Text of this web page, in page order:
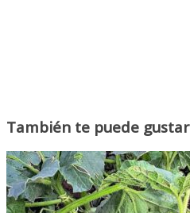
También te puede gustar